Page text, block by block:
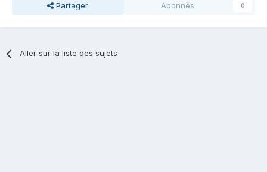
Partager Abonnés 0
Aller sur la liste des sujets